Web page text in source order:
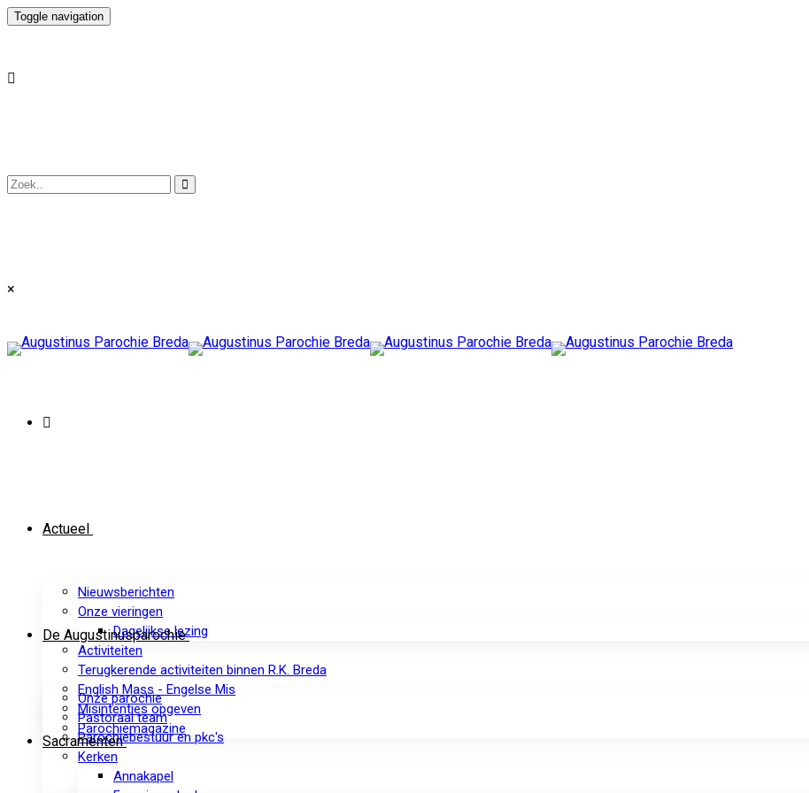
Toggle navigation
×
Actueel
Nieuwsberichten
Onze vieringen
Dagelijkse lezing
Activiteiten
Terugkerende activiteiten binnen R.K. Breda
English Mass - Engelse Mis
Misintenties opgeven
Parochiemagazine
De Augustinusparochie
Onze parochie
Pastoraal team
Parochiebestuur en pkc's
Kerken
Annakapel
Sacramenten